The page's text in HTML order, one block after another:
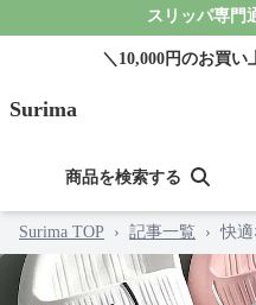
スリッパ専門
＼10,000円のお買
Surima
商品を検索する
Surima TOP › 記事一覧 › 快